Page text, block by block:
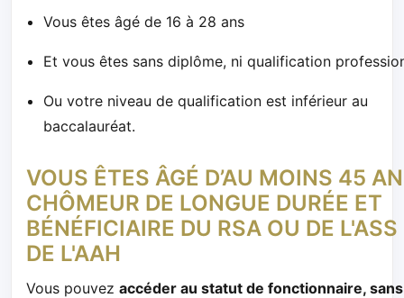
Vous êtes âgé de 16 à 28 ans
Et vous êtes sans diplôme, ni qualification
Ou votre niveau de qualification est inférieur au
baccalauréat.
VOUS ÊTES ÂGÉ D’AU MOINS 45
CHÔMEUR DE LONGUE DURÉE ET
BÉNÉFICIAIRE DU RSA OU DE L'ASS
DE L'AAH
Vous pouvez accéder au statut de fonctionnaire, sans